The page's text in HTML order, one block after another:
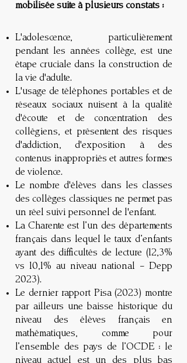
mobilisée suite à plusieurs constats :
L'adolescence, particulièrement
pendant les années collège, est une
étape cruciale dans la construction de
la vie d'adulte.
L'usage de téléphones portables et de
réseaux sociaux nuisent à la qualité
d'écoute et de concentration des
collégiens, et présentent des risques
d'addiction, d'exposition à des
contenus inappropriés et autres formes
de violence.
Le nombre d'élèves dans les classes
des collèges classiques ne permet pas
un réel suivi personnel de l'enfant.
La Charente est l’un des départements
français dans lequel le taux d’enfants
ayant des difficultés de lecture (12,3%
vs 10,1% au niveau national – Depp
2023).
Le dernier rapport Pisa (2023) montre
par ailleurs une baisse historique du
niveau des élèves français en
mathématiques, comme pour
l’ensemble des pays de l’OCDE : le
niveau actuel est un des plus bas